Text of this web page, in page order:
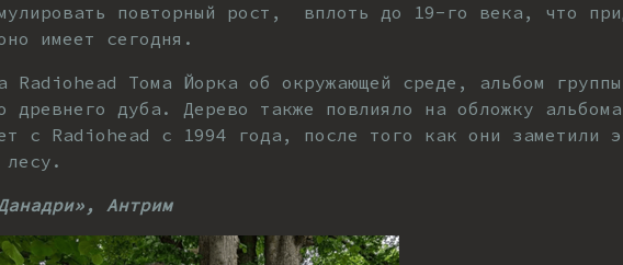
повторный рост, вплоть до 19-го века, что
имеет сегодня.
Radiohead Тома Йорка об окружающей среде, альбом
древнего дуба. Дерево также повлияло на обложку
с Radiohead с 1994 года, после того как они заметили
лесу.
Антрим